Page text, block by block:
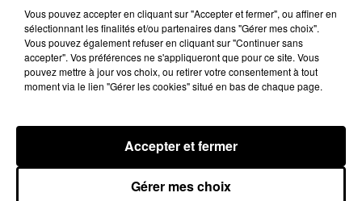
have been by her side. Kelly’s love and life will
always be remembered. I will be taking some
time to be there for my children who have lost
their mother, so forgive me in advance if you
don’t hear from us for a while. But please know
weeks and months ahead as we heal. All my
love, JT
Une publication partagée parJohn Travolta(@johntravolta) le
Vous pouvez accepter en cliquant sur "Accepter et fermer", ou affiner en
sélectionnant les finalités et/ou partenaires dans "Gérer mes choix".
Vous pouvez également refuser en cliquant sur "Continuer sans
accepter". Vos préférences ne s'appliqueront que pour ce site. Vous
pouvez mettre à jour vos choix, ou retirer votre consentement à tout
moment via le lien "Gérer les cookies" situé en bas de chaque page.
Gérer mes choix
Accepter et fermer